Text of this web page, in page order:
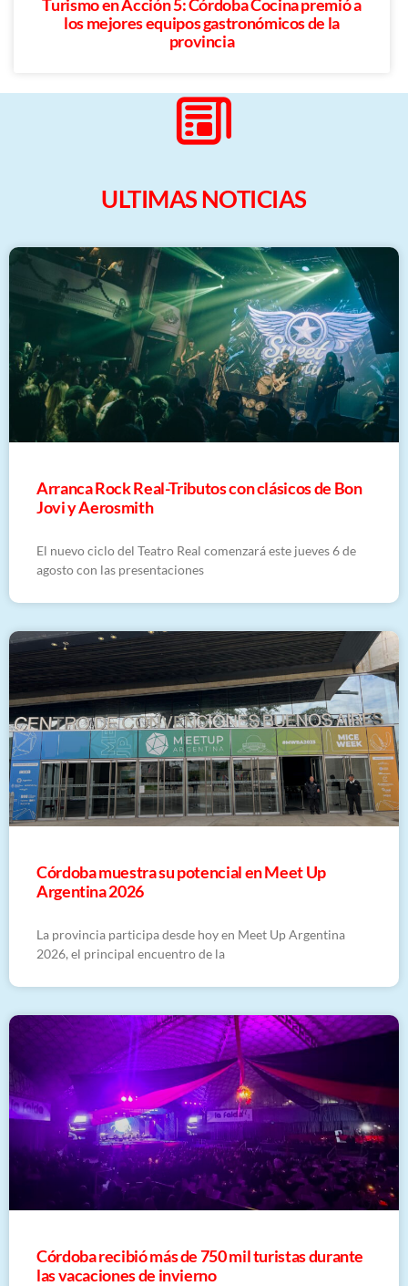
Turismo en Acción 5: Córdoba Cocina premió a
los mejores equipos gastronómicos de la
provincia
ULTIMAS NOTICIAS
Arranca Rock Real-Tributos con clásicos de Bon
Jovi y Aerosmith
El nuevo ciclo del Teatro Real comenzará este jueves 6 de
agosto con las presentaciones
Córdoba muestra su potencial en Meet Up
Argentina 2026
La provincia participa desde hoy en Meet Up Argentina
2026, el principal encuentro de la
Córdoba recibió más de 750 mil turistas durante
las vacaciones de invierno